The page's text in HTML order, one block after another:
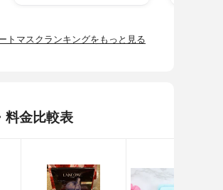
トマスクランキングをもっと見る
料金比較表